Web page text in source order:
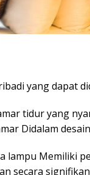
yang dapat
tidur yang
Didalam
lampu Memiliki
secara